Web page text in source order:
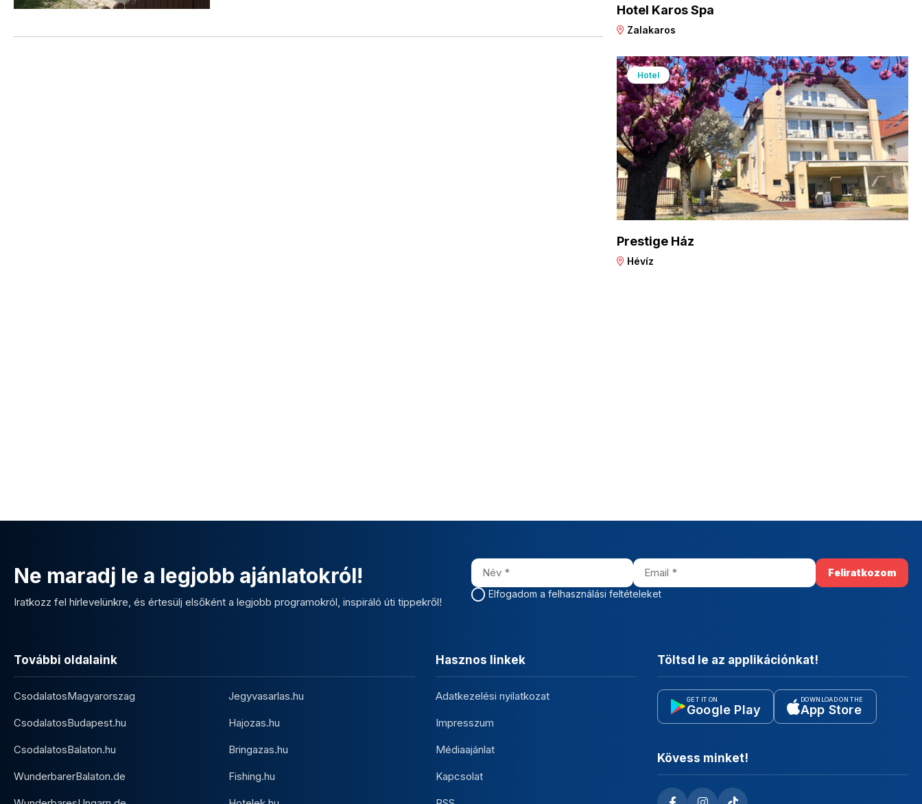
Hotel Karos Spa
Zalakaros
Hotel
Prestige Ház
Hévíz
Ne maradj le a legjobb ajánlatokról!
Iratkozz fel hírlevelünkre, és értesülj elsőként a legjobb programokról, inspiráló úti tippekről!
Elfogadom a felhasználási feltételeket
További oldalaink
CsodalatosMagyarorszag
CsodalatosBudapest.hu
CsodalatosBalaton.hu
WunderbarerBalaton.de
Jegyvasarlas.hu
Hajozas.hu
Bringazas.hu
Fishing.hu
Hasznos linkek
Adatkezelési nyilatkozat
Impresszum
Médiaajánlat
Kapcsolat
Töltsd le az applikációnkat!
GET IT ON
Google Play
DOWNLOAD ON THE
App Store
Kövess minket!